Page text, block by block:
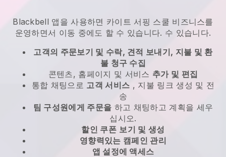
Blackbell 앱을 사용하면 카이트 서핑 스쿨 비즈니스를
운영하면서 이동 중에도 할 수 있습니다. 수 있습니다.
고객의 주문보기 및 수락, 견적 보내기, 지불 및 환
불 청구 수집
콘텐츠, 홈페이지 및 서비스 추가 및 편집
통합 채팅으로 고객 서비스 , 지불 링크 생성 및 전
송
팀 구성원에게 주문을 하고 채팅하고 계획을 세우
십시오.
할인 쿠폰 보기 및 생성
영향력있는 캠페인 관리
앱 설정에 액세스